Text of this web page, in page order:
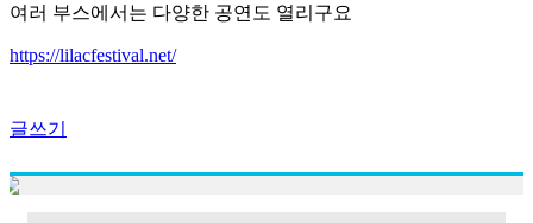
여러 부스에서는 다양한 공연도 열리구요
https://lilacfestival.net/
글쓰기